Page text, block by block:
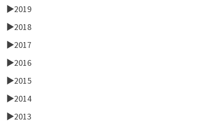
►2019
►2018
►2017
►2016
►2015
►2014
►2013